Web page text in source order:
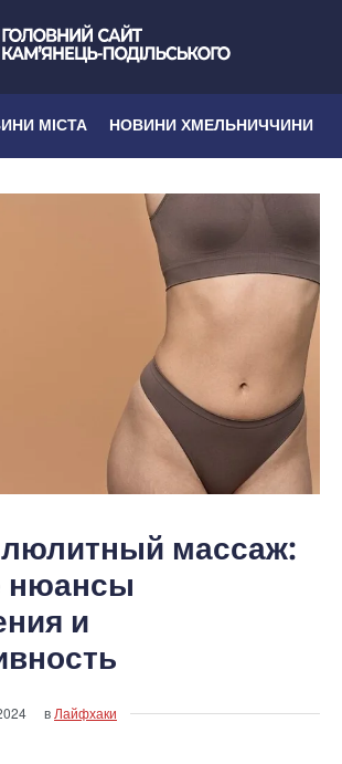
МІСТА НОВИНИ ХМЕЛЬНИЧЧИНИ
массаж:
нюансы
и
в Лайфхаки